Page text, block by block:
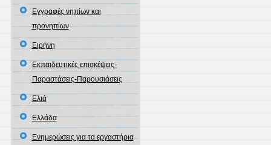
Εγγραφές νηπίων και
προνηπίων
Ειρήνη
Εκπαιδευτικές επισκέψεις-
Παραστάσεις-Παρουσιάσεις
Ελιά
Ελλάδα
Ενημερώσεις για τα εργαστήρια